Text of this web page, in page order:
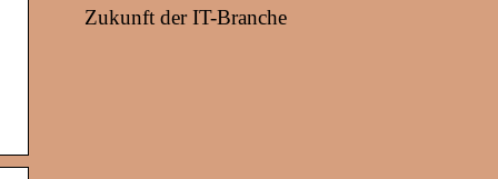
Zukunft der IT-Branche